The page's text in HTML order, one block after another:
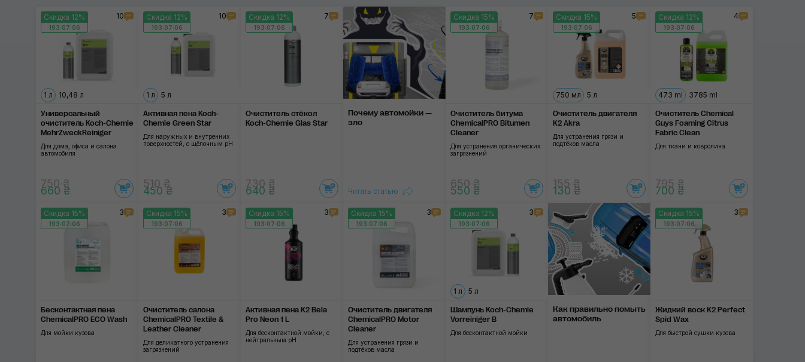
Очистители
Применить
QJUTSU
Sipom
Koch-Chemie
Zvizzer
G'zox
ChemicalPRO
RUPES
SOFT99
SGCB
Применить
Скидка 12%
193:07:06
10
1 л 10,48 л
Универсальный
очиститель Koch-Chemie
MehrZweckReiniger
Для дома, офиса и салона
автомобиля
750 ₴
660 ₴
Скидка 12%
193:07:06
10
1 л 5 л
Активная пена Koch-
Chemie Green Star
Для наружных и внутренних
поверхностей, с щёлочным pH
510 ₴
450 ₴
Скидка 12%
193:07:06
7
Очиститель стёкол
Koch-Chemie Glas Star
730 ₴
640 ₴
Почему автомойки —
зло
Читать статью
Скидка 15%
193:07:06
7
Очиститель битума
ChemicalPRO Bitumen
Cleaner
Для устранения органических
загрязнений
650 ₴
550 ₴
Скидка 15%
193:07:06
5
750 мл 5 л
Очиститель двигателя
K2 Akra
Для устранения грязи и
подтёков масла
155 ₴
130 ₴
Скидка 12%
193:07:06
4
473 ml 3785 ml
Очиститель Chemical
Guys Foaming Citrus
Fabric Clean
Для ткани и ковролина
795 ₴
700 ₴
Скидка 15%
193:07:06
3
Бесконтактная пена
ChemicalPRO ECO Wash
Для мойки кузова
Скидка 15%
193:07:06
3
Очиститель салона
ChemicalPRO Textile &
Leather Cleaner
Для деликатного устранения
загрязнений
Скидка 15%
193:07:06
3
Активная пена K2 Bela
Pro Neon 1 L
Для бесконтактной мойки, с
нейтральным pH
Скидка 15%
193:07:06
3
Очиститель двигателя
ChemicalPRO Motor
Cleaner
Для устранения грязи и
подтёков масла
Скидка 12%
193:07:06
3
1 л 5 л
Шампунь Koch-Chemie
Vorreiniger В
Для бесконтактной мойки
Как правильно помыть
автомобиль
Скидка 15%
193:07:06
3
Жидкий воск K2 Perfect
Spid Wax
Для быстрой сушки кузова